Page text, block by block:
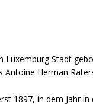
Luxemburg Stadt
Antoine Herman
1897, in dem Jahr in